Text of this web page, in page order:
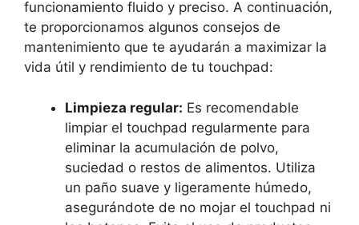
funcionamiento fluido y preciso. A continuación,
‌te proporcionamos algunos consejos‍ de
⁢mantenimiento que te ayudarán a maximizar la
vida útil y rendimiento de tu touchpad:
Limpieza regular: Es recomendable
limpiar el touchpad ⁢regularmente para
eliminar la acumulación de polvo,
⁢suciedad o⁣ restos‌ de alimentos. Utiliza
un⁢ paño suave y⁤ ligeramente húmedo,
asegurándote de no mojar ‌el⁢ touchpad ni